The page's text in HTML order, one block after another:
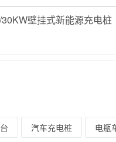
壁挂式新能源充电桩
汽车充电桩 电瓶